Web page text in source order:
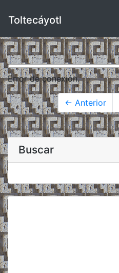
Toltecáyotl
Error de conexión.
← Anterior
Buscar